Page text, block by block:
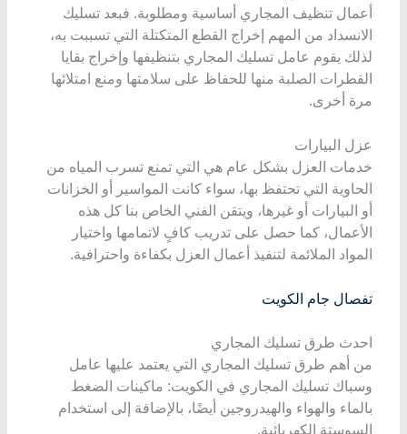
أعمال تنظيف المجاري أساسية ومطلوبة. فبعد تسليك
الانسداد من المهم إخراج القطع المتكتلة التي تسببت به،
لذلك يقوم عامل تسليك المجاري بتنظيفها وإخراج بقايا
القطرات الصلبة منها للحفاظ على سلامتها ومنع امتلائها
مرة أخرى.
عزل البيارات
خدمات العزل بشكل عام هي التي تمنع تسرب المياه من
الحاوية التي تحتفظ بها، سواء كانت المواسير أو الخزانات
أو البيارات أو غيرها، ويتقن الفني الخاص بنا كل هذه
الأعمال، كما حصل على تدريب كافٍ لاتمامها واختيار
المواد الملائمة لتنفيذ أعمال العزل بكفاءة واحترافية.
تفصال جام الكويت
احدث طرق تسليك المجاري
من أهم طرق تسليك المجاري التي يعتمد عليها عامل
وسباك تسليك المجاري في الكويت: ماكينات الضغط
بالماء والهواء والهيدروجين أيضًا، بالإضافة إلى استخدام
السوستة الكهربائية.